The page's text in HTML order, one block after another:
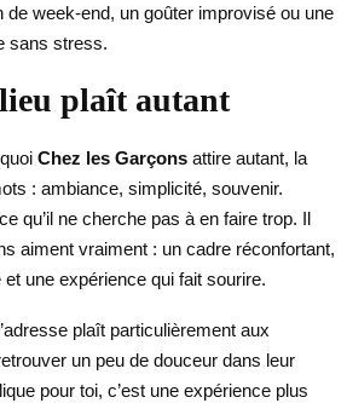
de week-end, un goûter improvisé ou une
sans stress.
plaît autant
Chez les Garçons attire autant, la
: ambiance, simplicité, souvenir.
qu’il ne cherche pas à en faire trop. Il
aiment vraiment : un cadre réconfortant,
une expérience qui fait sourire.
plaît particulièrement aux
un peu de douceur dans leur
pour toi, c’est une expérience plus